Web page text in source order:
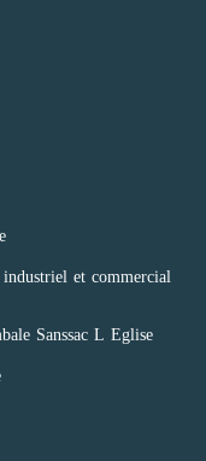
et commercial
Sanssac L Eglise